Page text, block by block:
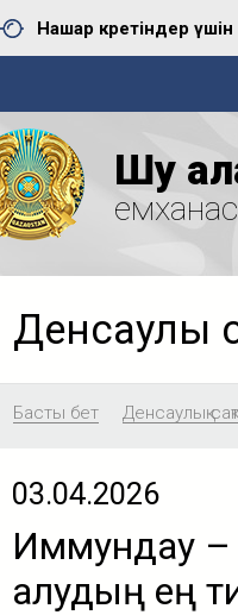
Нашар көретіндер үшін
Шу
Денсаулық
Басты бет Денсаулық
03.04.2026
Иммундау –
алудың ең